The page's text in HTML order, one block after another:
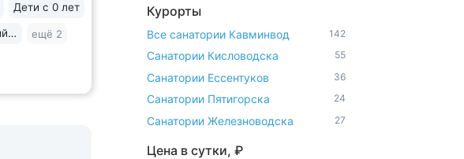
Дети с 0 лет
Тренажерный зал ещё 2
Курорты
Все санатории Кавминвод 142
Санатории Кисловодска 55
Санатории Ессентуков 36
Санатории Пятигорска 24
Санатории Железноводска 27
Цена в сутки, ₽